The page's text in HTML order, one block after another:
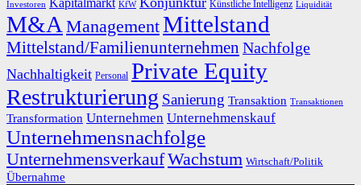
Investoren KfW Künstliche Intelligenz Liquidität
M&A ManagementMittelstand
Mittelstand/Familienunternehmen Nachfolge
Nachhaltigkeit Personal Private Equity
Restrukturierung Sanierung Transaktion Transaktionen
Transformation Unternehmen Unternehmenskauf
Unternehmensnachfolge
UnternehmensverkaufWachstum Wirtschaft/Politik
Übernahme